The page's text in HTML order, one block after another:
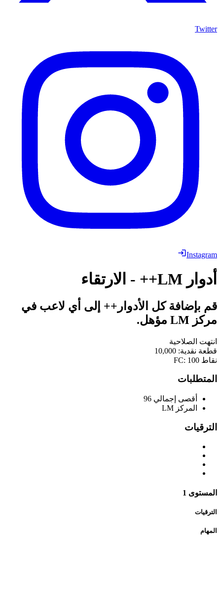
Twitter
Instagram
أدوار LM++ - الارتقاء
قم بإضافة كل الأدوار++ إلى أي لاعب في
مركز LM مؤهل.
انتهت الصلاحية
قطعة نقدية:
10,000
نقاط FC
: 100
المتطلبات
أقصى إجمالي
المركز
الترقيات
المستوى 1
الترقيات
المهام